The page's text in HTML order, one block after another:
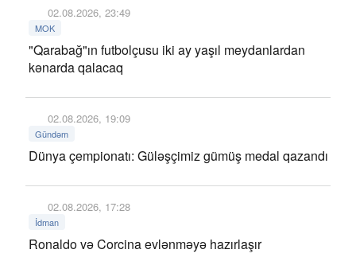
02.08.2026, 23:49
MOK
"Qarabağ"ın futbolçusu iki ay yaşıl meydanlardan
kənarda qalacaq
02.08.2026, 19:09
Gündəm
Dünya çempionatı: Güləşçimiz gümüş medal qazandı
02.08.2026, 17:28
İdman
Ronaldo və Corcina evlənməyə hazırlaşır